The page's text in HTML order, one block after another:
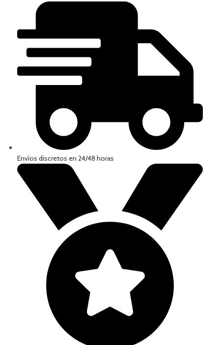
Envíos discretos en 24/48 horas